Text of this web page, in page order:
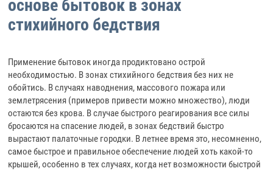
основе бытовок в зонах
стихийного бедствия
Применение бытовок иногда продиктовано острой
необходимостью. В зонах стихийного бедствия без них не
обойтись. В случаях наводнения, массового пожара или
землетрясения (примеров привести можно множество), люди
остаются без крова. В случае быстрого реагирования все силы
бросаются на спасение людей, в зонах бедствий быстро
вырастают палаточные городки. В летнее время это, несомненно,
самое быстрое и правильное обеспечение людей хоть какой-то
крышей, особенно в тех случаях, когда нет возможности быстрой